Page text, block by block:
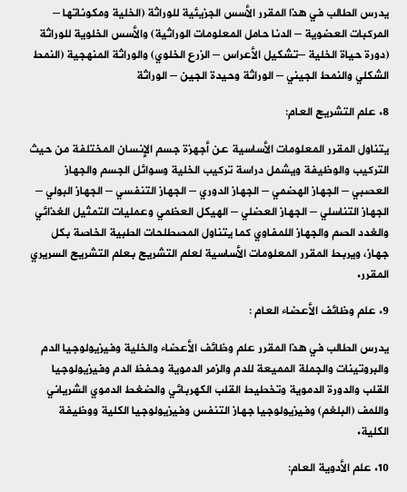
يدرس الطالب في هذا المقرر الأسس الجزيئية للوراثة (الخلية ومكوناتها –
المركبات العضوية – الدنا حامل المعلومات الوراثية) والأسس الخلوية للوراثة
(دورة حياة الخلية –تشكيل الأعراس – الزرع الخلوي) والوراثة المنهجية (النمط
الشكلي والنمط الجيني – الوراثة وحيدة الجين – الوراثة
علم التشريح العام:
يتناول المقرر المعلومات الأساسية عن أجهزة جسم الإنسان المختلفة من حيث
التركيب والوظيفة ويشمل دراسة تركيب الخلية وسوائل الجسم والجهاز
العصبي – الجهاز الهضمي – الجهاز الدوري – الجهاز التنفسي – الجهاز البولي –
الجهاز التناسلي – الجهاز العضلي – الهيكل العظمي وعمليات التمثيل الغذائي
والغدد الصم والجهاز اللمفاوي كما يتناول المصطلحات الطبية الخاصة بكل
جهاز، ويربط المقرر المعلومات الأساسية لعلم التشريح بعلم التشريح السريري
المقرر.
علم وظائف الأعضاء العام :
يدرس الطالب في هذا المقرر علم وظائف الأعضاء والخلية وفيزيولوجيا الدم
والبروتينات والجملة المميعة للدم والزمر الدموية وحفظ الدم وفيزيولوجيا
القلب والدورة الدموية وتخطيط القلب الكهربائي والضغط الدموي الشرياني
واللمف (البلغم) وفيزيولوجيا جهاز التنفس وفيزيولوجيا الكلية ووظيفة
الكلية.
علم الأدوية العام: